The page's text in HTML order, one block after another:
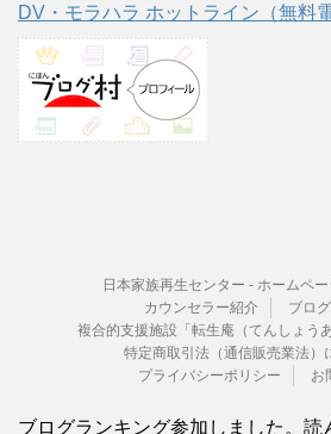
DV・モラハラ ホットライン（無料
日本家族再生センター - ホームペー
カウンセラー紹介
ブログ
複合的支援施設「転生庵（てんしょうあ
特定商取引法（通信販売業法）
プライバシーポリシー
お
ブログランキング参加しました。読